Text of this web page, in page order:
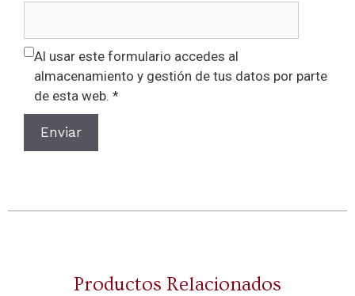
Al usar este formulario accedes al
almacenamiento y gestión de tus datos por parte
de esta web. *
Productos Relacionados